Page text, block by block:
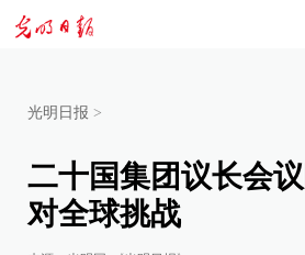
光明日报 >
二十国集团议长会
对全球挑战